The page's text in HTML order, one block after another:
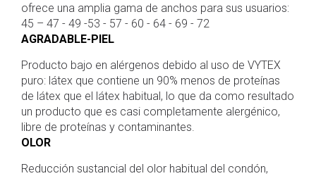
ofrece una amplia gama de anchos para sus usuarios:
45 – 47 - 49 -53 - 57 - 60 - 64 - 69 - 72
AGRADABLE-PIEL
Producto bajo en alérgenos debido al uso de VYTEX
puro: látex que contiene un 90% menos de proteínas
de látex que el látex habitual, lo que da como resultado
un producto que es casi completamente alergénico,
libre de proteínas y contaminantes.
OLOR
Reducción sustancial del olor habitual del condón,